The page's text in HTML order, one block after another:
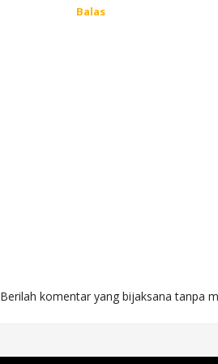
Balas
Berilah komentar yang bijaksana tanpa